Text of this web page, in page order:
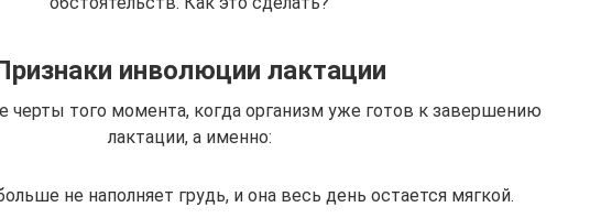
инволюции лактации
черты того момента, когда организм уже готов к завершению
лактации, а именно:
не наполняет грудь, и она весь день остается мягкой.